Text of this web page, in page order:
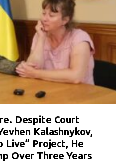
Despite Court
Kalashnykov,
Live” Project, He
Over Three Years